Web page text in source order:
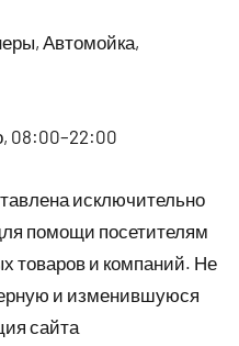
Автомойка,
08:00–22:00
исключительно
помощи посетителям
товаров и компаний. Не
и изменившуюся
сайта